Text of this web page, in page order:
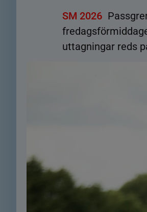
SM 2026
uttagningar reds